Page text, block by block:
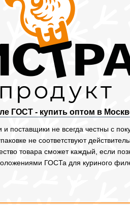
ГОСТ - купить оптом в
и поставщики не всегда честны с
не соответствуют
товара сможет каждый, если
ГОСТа для куриного